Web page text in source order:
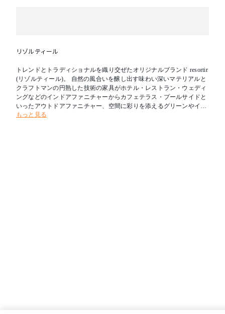
リゾルティール
トレンドとトラディショナルを織り交ぜたオリジナルブランド resortir
(リゾルティール)。 自然の風合いを醸し出す味わい深いマテリアルと
クラフトマンの円熟した技術の家具がホテル・レストラン・ウェディ
ングなどのインドアファニチャーからカフェテラス・プールサイドと
いったアウトドアファニチャー、空間に彩りを添えるグリーンやイン
テリア小物など、さまざまなコントラクトユースに対応いたします。
もっと見る